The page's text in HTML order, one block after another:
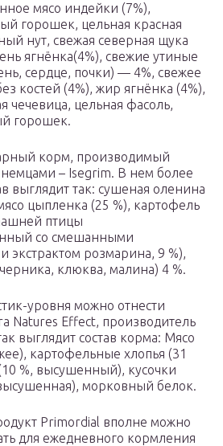
мясо индейки (7%),
горошек, цельная красная
нут, свежая северная щука
ягнёнка(4%), свежие утиные
сердце, почки) — 4%, свежее
костей (4%), жир ягнёнка (4%),
чечевица, цельная фасоль,
горошек.
корм, производимый
– Isegrim. В нем более
выглядит так: сушеная оленина
цыпленка (25 %), картофель
птицы
со смешанными
экстрактом розмарина, 9 %),
клюква, малина) 4 %.
уровня можно отнести
Natures Effect, производитель
выглядит состав корма: Мясо
картофельные хлопья (31
%, высушенный), кусочки
морковный белок.
Primordial вполне можно
для ежедневного кормления